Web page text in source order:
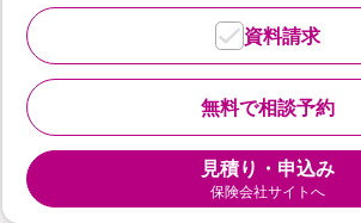
無料で相談予約
資料請求
見積り・申込み
保険会社サイトへ